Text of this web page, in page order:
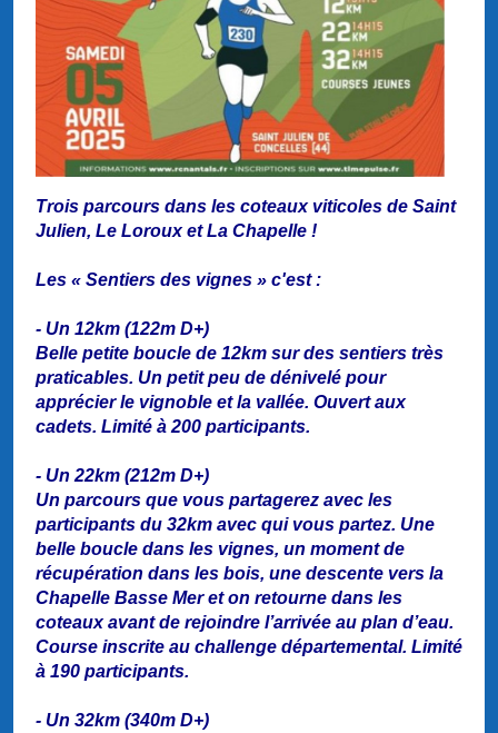
Trois parcours dans les coteaux viticoles de Saint
Julien, Le Loroux et La Chapelle !
Les « Sentiers des vignes » c'est :
- Un 12km (122m D+)
Belle petite boucle de 12km sur des sentiers très
praticables. Un petit peu de dénivelé pour
apprécier le vignoble et la vallée. Ouvert aux
cadets. Limité à 200 participants.
- Un 22km (212m D+)
Un parcours que vous partagerez avec les
participants du 32km avec qui vous partez. Une
belle boucle dans les vignes, un moment de
récupération dans les bois, une descente vers la
Chapelle Basse Mer et on retourne dans les
coteaux avant de rejoindre l’arrivée au plan d’eau.
Course inscrite au challenge départemental. Limité
à 190 participants.
- Un 32km (340m D+)